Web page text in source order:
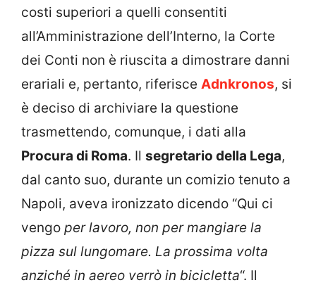
costi superiori a quelli consentiti
all’Amministrazione dell’Interno, la Corte
dei Conti non è riuscita a dimostrare danni
erariali e, pertanto, riferisce Adnkronos, si
è deciso di archiviare la questione
trasmettendo, comunque, i dati alla
Procura di Roma. Il segretario della Lega,
dal canto suo, durante un comizio tenuto a
Napoli, aveva ironizzato dicendo “Qui ci
vengo per lavoro, non per mangiare la
pizza sul lungomare. La prossima volta
anziché in aereo verrò in bicicletta“. Il